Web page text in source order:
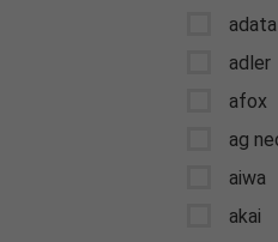
adata
adler
afox
ag
aiwa
akai